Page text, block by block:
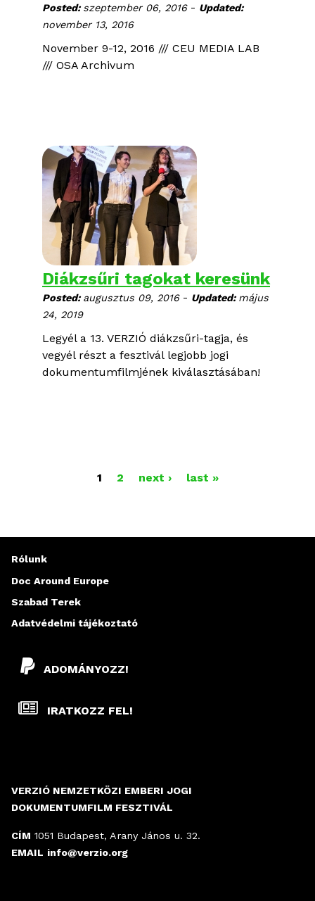
Posted:szeptember 06, 2016 - Updated:
november 13, 2016
November 9-12, 2016 /// CEU MEDIA LAB
/// OSA Archivum
Diákzsűri tagokat keresünk
Posted:augusztus 09, 2016 - Updated:május
24, 2019
Legyél a 13. VERZIÓ diákzsűri-tagja, és
vegyél részt a fesztivál legjobb jogi
dokumentumfilmjének kiválasztásában!
D
A
L
A
1 2 next › last »
VERZIÓ NEMZETKÖZI EMBERI JOGI
DOKUMENTUMFILM FESZTIVÁL
CÍM 1051 Budapest, Arany János u. 32.
EMAIL info@verzio.org
ADOMÁNYOZZ!
IRATKOZZ FEL!
Rólunk
Doc Around Europe
Szabad Terek
Adatvédelmi tájékoztató